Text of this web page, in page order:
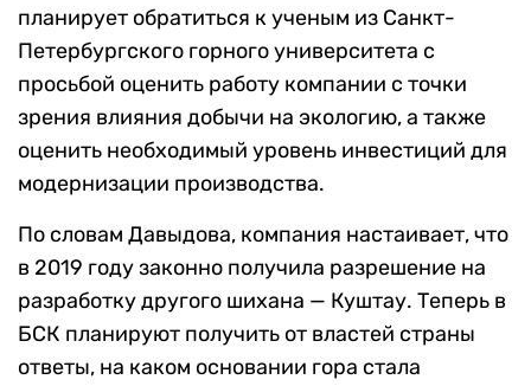
планирует обратиться к ученым из Санкт-
Петербургского горного университета с
просьбой оценить работу компании с точки
зрения влияния добычи на экологию, а также
оценить необходимый уровень инвестиций для
модернизации производства.
По словам Давыдова, компания настаивает, что
в 2019 году законно получила разрешение на
разработку другого шихана — Куштау. Теперь в
БСК планируют получить от властей страны
ответы, на каком основании гора стала